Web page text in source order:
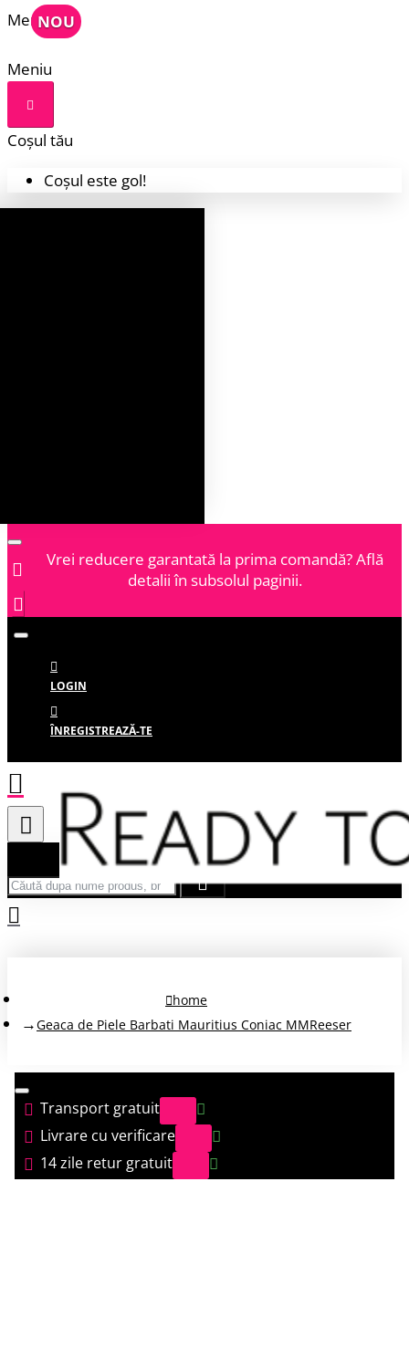
Meniu
Meniu
Coșul tău
Coșul este gol!
Vrei reducere garantată la prima comandă? Află
detalii în subsolul paginii.
LOGIN
ÎNREGISTREAZĂ-TE
Căută după nume produs, brand...
home
Geaca de Piele Barbati Mauritius Coniac MMReeser
Transport gratuit
Livrare cu verificare
14 zile retur gratuit
NOU